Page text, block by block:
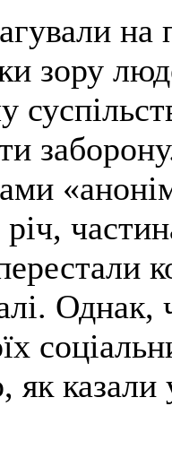
зору
Однак,
як казали